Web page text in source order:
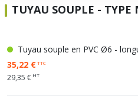
TUYAU SOUPLE - TYPE
Tuyau souple en PVC Ø6 -
35,22 €TTC
29,35 € HT